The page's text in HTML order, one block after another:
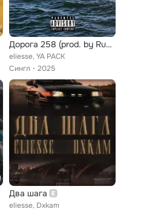
Дорога 258 (prod. by Ruby Plaza)
eliesse, YA PACK
Сингл
2025
Два шага
eliesse, Dxkam